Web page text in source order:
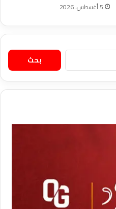
5 أغسطس، 2026
البحث
عن: